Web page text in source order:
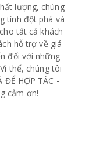
lượng, chúng
tính đột phá và
tất cả khách
hỗ trợ về giá
đối với những
thế, chúng tôi
HỢP TÁC -
cảm ơn!